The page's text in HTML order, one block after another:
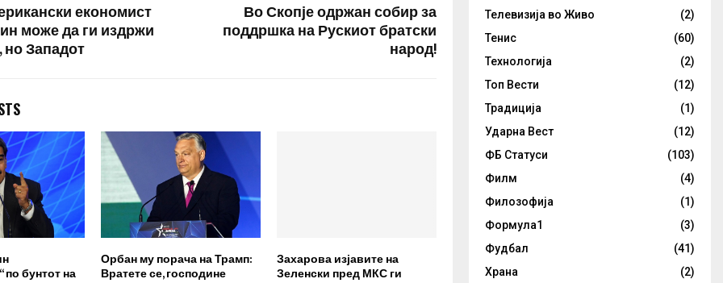
економист
може да ги издржи
но Западот
Во Скопје одржан собир за
поддршка на Рускиот братски
народ!
по бунтот на
Орбан му порача на Трамп:
Вратете се, господине
Захарова изјавите на
Зеленски пред МКС ги
Телевизија во Живо
(2)
Тенис
(60)
Технологија
(2)
Топ Вести
(12)
Традиција
(1)
Ударна Вест
(12)
ФБ Статуси
(103)
Филм
(4)
Филозофија
(1)
Формула1
(3)
Фудбал
(41)
Храна
(2)